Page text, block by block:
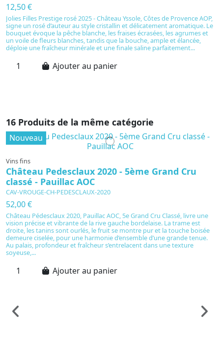
12,50 €
Jolies Filles Prestige rosé 2025 - Château Yssole, Côtes de Provence AOP,
signe un rosé d’auteur au style cristallin et délicatement aromatique. Le
bouquet évoque la pêche blanche, les fraises écrasées, les agrumes et
un voile de fleurs blanches, tandis que la bouche, ample et élancée,
déploie une fraîcheur minérale et une finale saline parfaitement...
Ajouter au panier
16 Produits de la même catégorie
Nouveau
Vins fins
Château Pedesclaux 2020 - 5ème Grand Cru
classé - Pauillac AOC
CAV-VROUGE-CH-PEDESCLAUX-2020
52,00 €
Château Pédesclaux 2020, Pauillac AOC, 5e Grand Cru Classé, livre une
vision précise et vibrante de la rive gauche bordelaise. La trame est
droite, les tanins sont ourlés, le fruit se montre pur et la touche boisée
demeure ciselée, pour une harmonie d’ensemble d’une grande tenue.
Au palais, profondeur et fraîcheur s’entrelacent dans une texture
soyeuse,...
Ajouter au panier